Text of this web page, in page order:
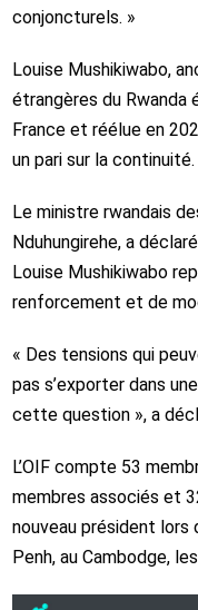
conjoncturels. »
Louise Mushikiwabo,
étrangères du Rwanda
France et réélue en
un pari sur la continuité.
Le ministre rwandais
Nduhungirehe, a
Louise Mushikiwabo
renforcement et de
« Des tensions qui
pas s’exporter dans
cette question », a
L’OIF compte 53
membres associés et
nouveau président lors
Penh, au Cambodge,